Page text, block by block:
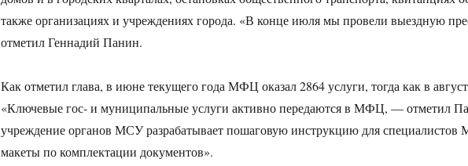
также организациях и учреждениях города. «В конце июля мы провели выездную
отметил Геннадий Панин.
Как отметил глава, в июне текущего года МФЦ оказал 2864 услуги, тогда как в
«Ключевые гос- и муниципальные услуги активно передаются в МФЦ, — отметил
учреждение органов МСУ разрабатывает пошаговую инструкцию для
макеты по комплектации документов».